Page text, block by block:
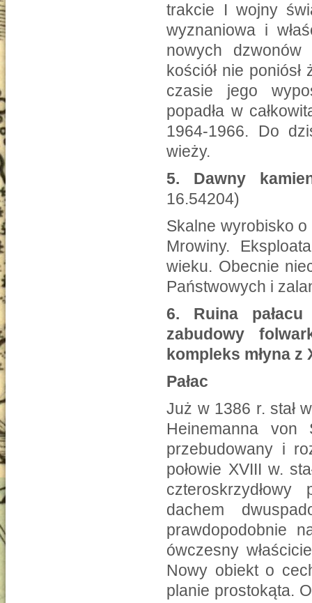
trakcie I wojny
wyznaniowa i
nowych
kościół nie
czasie jego
popadła w
1964-1966. Do
wieży.
5.
Dawny
16.54204)
Skalne wyrobisko
Mrowiny.
wieku. Obecnie
Państwowych i
6.
Ruina
zabudowy
kompleks młyna z
Pałac
Już w 1386 r. stał
Heinemanna von
przebudowany i
połowie XVIII w.
dachem
prawdopodobnie
ówczesny
Nowy obiekt o
planie prostokąta.